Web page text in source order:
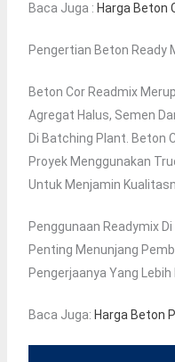
Baca Juga : Harga Beton
Pengertian Beton Ready
Beton Cor Readmix
Agregat Halus, Semen
Di Batching Plant. Beton
Proyek Menggunakan
Untuk Menjamin
Penggunaan Readymix
Penting Menunjang
Pengerjaanya Yang Lebih
Baca Juga: Harga Beton